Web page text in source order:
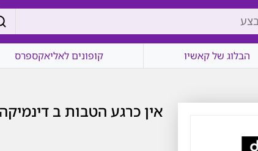
הבלוג של קאשיו קופונים לאליאקספרס
אין כרגע הטבות ב